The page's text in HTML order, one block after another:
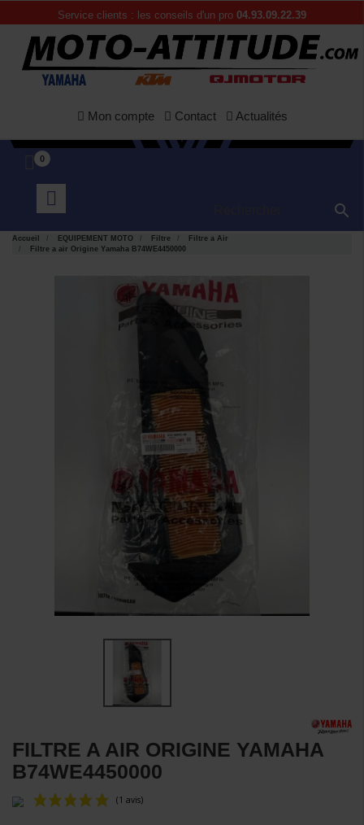
Service clients : les conseils d'un pro 04.93.09.22.39
Mon compte Contact Actualités
0

Accueil EQUIPEMENT MOTO Filtre
Filtre a Air
Filtre a air Origine Yamaha B74WE4450000
FILTRE A AIR ORIGINE YAMAHA
B74WE4450000